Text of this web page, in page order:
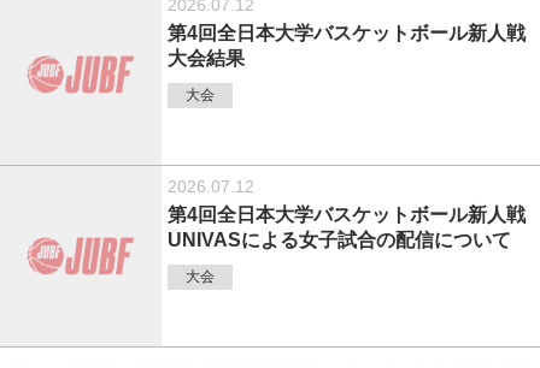
2026.07.12
第4回全日本大学バスケットボール新人戦
大会結果
大会
2026.07.12
第4回全日本大学バスケットボール新人戦
UNIVASによる女子試合の配信について
大会